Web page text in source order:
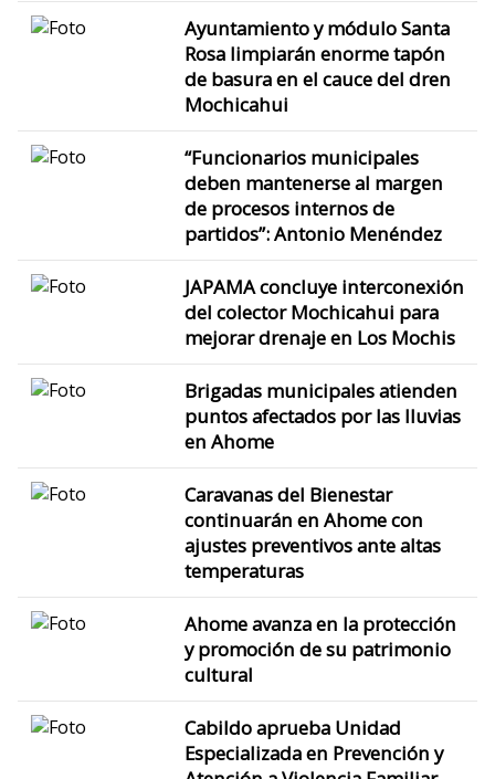
Ayuntamiento y módulo Santa
Rosa limpiarán enorme tapón
de basura en el cauce del dren
Mochicahui
“Funcionarios municipales
deben mantenerse al margen
de procesos internos de
partidos”: Antonio Menéndez
JAPAMA concluye interconexión
del colector Mochicahui para
mejorar drenaje en Los Mochis
Brigadas municipales atienden
puntos afectados por las lluvias
en Ahome
Caravanas del Bienestar
continuarán en Ahome con
ajustes preventivos ante altas
temperaturas
Ahome avanza en la protección
y promoción de su patrimonio
cultural
Cabildo aprueba Unidad
Especializada en Prevención y